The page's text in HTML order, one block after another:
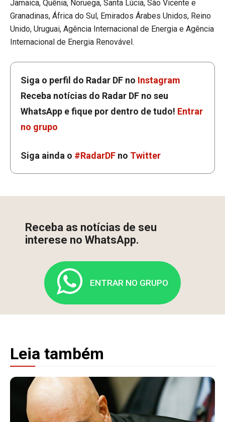
Jamaica, Quênia, Noruega, Santa Lúcia, São Vicente e
Granadinas, África do Sul, Emirados Árabes Unidos, Reino
Unido, Uruguai, Agência Internacional de Energia e Agência
Internacional de Energia Renovável.
Siga o perfil do Radar DF no Instagram
Receba notícias do Radar DF no seu
WhatsApp e fique por dentro de tudo! Entrar
no grupo
Siga ainda o #RadarDF no Twitter
Receba as notícias de seu
interese no WhatsApp.
ENTRAR NO GRUPO
Leia também